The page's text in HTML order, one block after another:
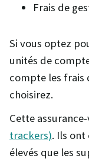
Frais de
Si vous optez
unités de
compte les frais
choisirez.
Cette
trackers). Ils ont
élevés que les